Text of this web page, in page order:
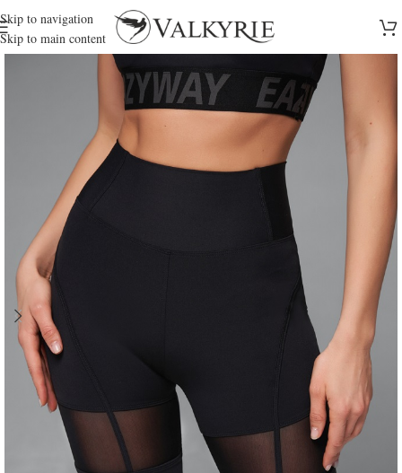
Skip to navigation
Skip to main content